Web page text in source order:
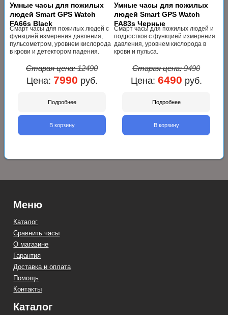
Умные часы для пожилых
людей Smart GPS Watch
FA66s Black
Смарт часы для пожилых людей с
функцией измерения давления,
пульсометром, уровнем кислорода
в крови и детектором падения.
Старая цена:12490
Цена: 7990 руб.
Подробнее
В корзину
Умные часы для пожилых
людей Smart GPS Watch
FA83s Черные
Смарт часы для пожилых людей и
подростков с функцией измерения
давления, уровнем кислорода в
крови и пульса.
Старая цена:9490
Цена: 6490 руб.
Подробнее
В корзину
Меню
Каталог
Сравнить часы
О магазине
Гарантия
Доставка и оплата
Помощь
Контакты
Каталог